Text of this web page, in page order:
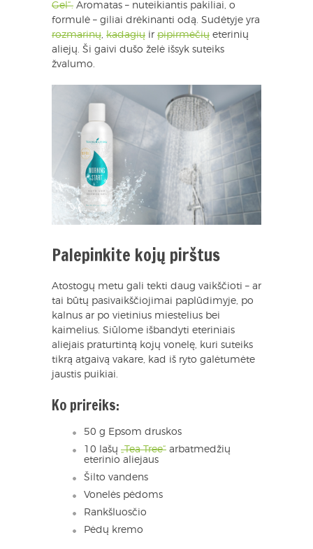
Gel“. Aromatas – nuteikiantis pakiliai, o
formulė – giliai drėkinanti odą. Sudėtyje yra
rozmarinų, kadagių ir pipirmėčių eterinių
aliejų. Ši gaivi dušo želė išsyk suteiks
žvalumo.
Palepinkite kojų pirštus
Atostogų metu gali tekti daug vaikščioti – ar
tai būtų pasivaikščiojimai paplūdimyje, po
kalnus ar po vietinius miestelius bei
kaimelius. Siūlome išbandyti eteriniais
aliejais praturtintą kojų vonelę, kuri suteiks
tikrą atgaivą vakare, kad iš ryto galėtumėte
jaustis puikiai.
Ko prireiks:
50 g Epsom druskos
10 lašų „Tea Tree“ arbatmedžių
eterinio aliejaus
Šilto vandens
Vonelės pėdoms
Rankšluosčio
Pėdų kremo